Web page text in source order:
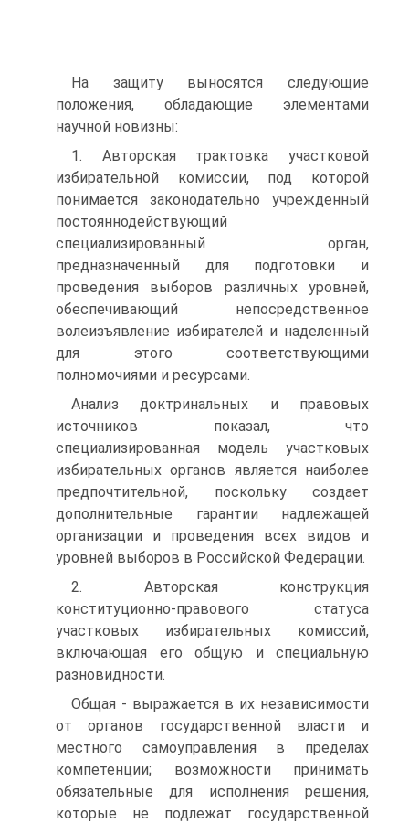
На защиту выносятся следующие
положения, обладающие элементами
научной новизны:
1. Авторская трактовка участковой
избирательной комиссии, под которой
понимается законодательно учрежденный
постояннодействующий
специализированный орган,
предназначенный для подготовки и
проведения выборов различных уровней,
обеспечивающий непосредственное
волеизъявление избирателей и наделенный
для этого соответствующими
полномочиями и ресурсами.
Анализ доктринальных и правовых
источников показал, что
специализированная модель участковых
избирательных органов является наиболее
предпочтительной, поскольку создает
дополнительные гарантии надлежащей
организации и проведения всех видов и
уровней выборов в Российской Федерации.
2. Авторская конструкция
конституционно-правового статуса
участковых избирательных комиссий,
включающая его общую и специальную
разновидности.
Общая - выражается в их независимости
от органов государственной власти и
местного самоуправления в пределах
компетенции; возможности принимать
обязательные для исполнения решения,
которые не подлежат государственной